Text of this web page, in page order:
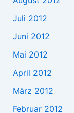
Juli 2012
Juni 2012
Mai 2012
April 2012
März 2012
Februar 2012